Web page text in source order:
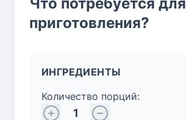
приготовления?
ИНГРЕДИЕНТЫ
Количество порций:
1